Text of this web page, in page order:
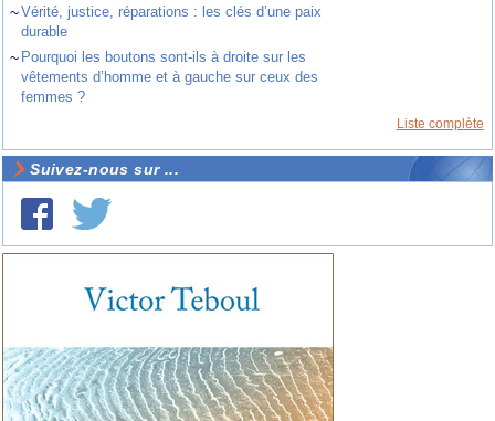
~Vérité, justice, réparations : les clés d’une paix
durable
~ Pourquoi les boutons sont-ils à droite sur les
vêtements d’homme et à gauche sur ceux des
femmes ?
Liste complète
Suivez-nous sur ...